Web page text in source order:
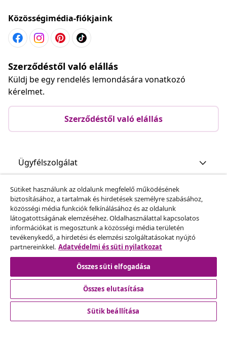
Közösségimédia-fiókjaink
Szerződéstől való elállás
Küldj be egy rendelés lemondására vonatkozó
kérelmet.
Szerződéstől való elállás
Ügyfélszolgálat
Üzlet
vidaXL
Fedezz fel többet
Sütiket használunk az oldalunk megfelelő működésének
biztosításához, a tartalmak és hirdetések személyre szabásához,
közösségi média funkciók felkínálásához és az oldalunk
látogatottságának elemzéséhez. Oldalhasználattal kapcsolatos
információkat is megosztunk a közösségi média területén
tevékenykedő, a hirdetési és elemzési szolgáltatásokat nyújtó
partnereinkkel. Adatvédelmi és süti nyilatkozat
Összes süti elfogadása
Összes elutasítása
Sütik beállítása